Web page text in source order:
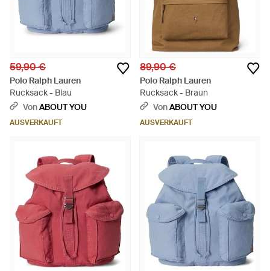
59,90 €
Polo Ralph Lauren
Rucksack - Blau
VonABOUT YOU
AUSVERKAUFT
89,90 €
Polo Ralph Lauren
Rucksack - Braun
VonABOUT YOU
AUSVERKAUFT